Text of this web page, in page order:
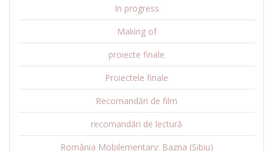
In progress
Making of
proiecte finale
Proiectele finale
Recomandări de film
recomandări de lectură
România Mobilementary: Bazna (Sibiu)